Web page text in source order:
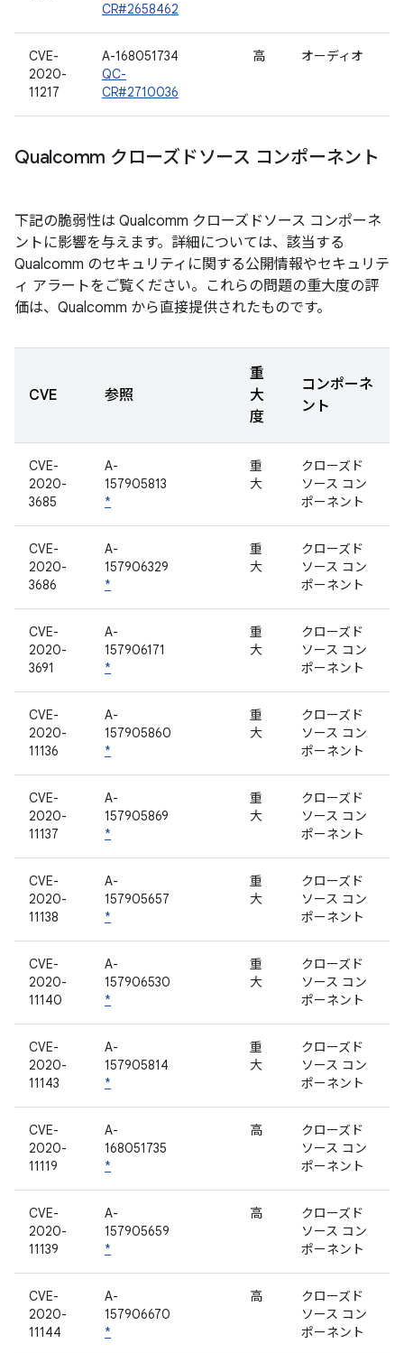
CR#2658462
CVE-
2020-
11217
A-168051734
QC-
CR#2710036
高 オーディオ
Qualcomm クローズドソース コンポーネント
下記の脆弱性は Qualcomm クローズドソース コンポーネ
ントに影響を与えます。詳細については、該当する
Qualcomm のセキュリティに関する公開情報やセキュリテ
ィ アラートをご覧ください。これらの問題の重大度の評
価は、Qualcomm から直接提供されたものです。
CVE 参照
重
大
度
コンポーネ
ント
CVE-
2020-
3685
A-
157905813
*
重
大
クローズド
ソース コン
ポーネント
CVE-
2020-
3686
A-
157906329
*
重
大
クローズド
ソース コン
ポーネント
CVE-
2020-
3691
A-
157906171
*
重
大
クローズド
ソース コン
ポーネント
CVE-
2020-
11136
A-
157905860
*
重
大
クローズド
ソース コン
ポーネント
CVE-
2020-
11137
A-
157905869
*
重
大
クローズド
ソース コン
ポーネント
CVE-
2020-
11138
A-
157905657
*
重
大
クローズド
ソース コン
ポーネント
CVE-
2020-
11140
A-
157906530
*
重
大
クローズド
ソース コン
ポーネント
CVE-
2020-
11143
A-
157905814
*
重
大
クローズド
ソース コン
ポーネント
CVE-
2020-
11119
A-
168051735
*
高
クローズド
ソース コン
ポーネント
CVE-
2020-
11139
A-
157905659
*
高
クローズド
ソース コン
ポーネント
CVE-
2020-
11144
A-
157906670
*
高
クローズド
ソース コン
ポーネント